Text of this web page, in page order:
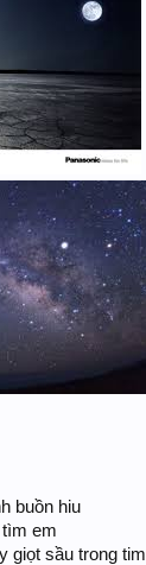
buồn hiu
em
giọt sầu trong tim